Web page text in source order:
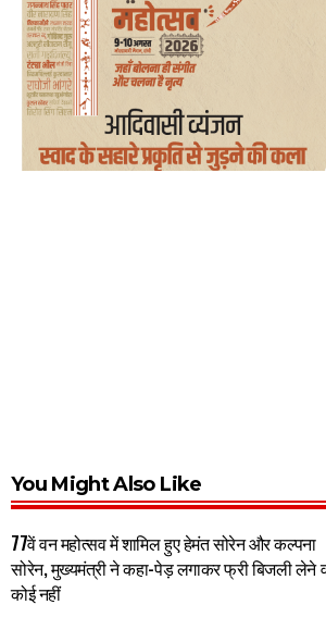
You Might Also Like
77वें वन महोत्सव में शामिल हुए हेमंत सोरेन और कल्पना
सोरेन, मुख्यमंत्री ने कहा-पेड़ लगाकर फ्री बिजली लेने
कोई नहीं